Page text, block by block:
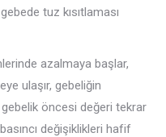
tuz kısıtlaması
azalmaya başlar,
ulaşır, gebeliğin
gebelik öncesi değeri tekrar
değişiklikleri hafif